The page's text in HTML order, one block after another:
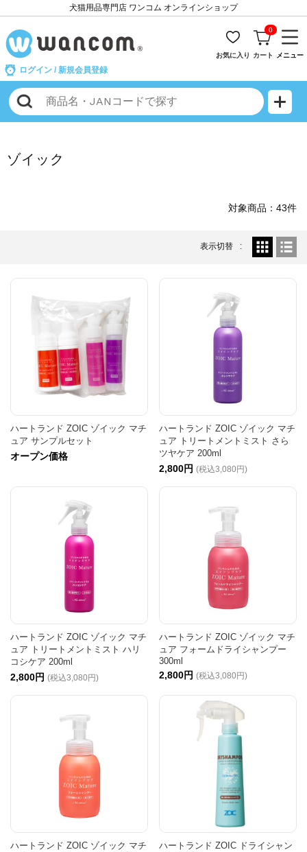
犬猫用品専門店 ワンコム オンラインショップ
ログイン / 新規会員登録
お気に入り
0
カート メニュー
ゾイック
対象商品：43件
表示切替
ハートランド ZOIC ゾイック マチ
ュア サンプルセット
オープン価格
ハートランド ZOIC ゾイック マチ
ュア トリートメントミスト さら
ツヤケア 200ml
2,800円 (税込3,080円)
ハートランド ZOIC ゾイック マチ
ュア トリートメントミスト ハリ
コシケア 200ml
2,800円 (税込3,080円)
ハートランド ZOIC ゾイック マチ
ュア フォームドライシャンプー
300ml
2,800円 (税込3,080円)
ハートランド ZOIC ゾイック マチ
ハートランド ZOIC ドライシャン